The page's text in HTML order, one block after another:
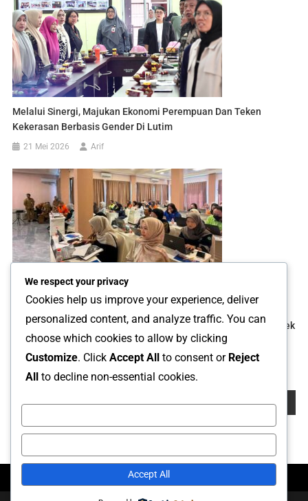
Melalui Sinergi, Majukan Ekonomi Perempuan Dan Teken
Kekerasan Berbasis Gender Di Lutim
21 Mei 2026 Arif
DPMPTSP Lutim Perkuat Kepatuhan Pelaku Usaha Lewat Bimtek
LKPM Dan Sosialisasi SIMPADI PTSP
7 Juli 2026 Arif
Cari
We respect your privacy
Cookies help us improve your experience, deliver
personalized content, and analyze traffic. You can
choose which cookies to allow by clicking
Customize. Click Accept All to consent or Reject
All to decline non-essential cookies.
Accept All